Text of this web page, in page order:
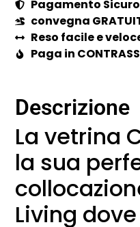
Pagamento Sicuro
convegna
Reso facile e
Paga in
Descrizione
La vetrina
la sua
Living